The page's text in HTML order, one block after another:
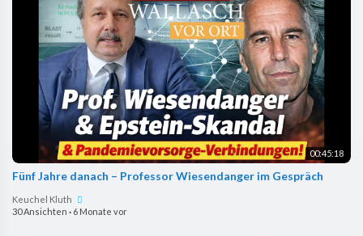
00:45:18
Fünf Jahre danach – Professor Wiesendanger im Gespräch
Keuchel Kluth
30 Ansichten · 6 Monate vor